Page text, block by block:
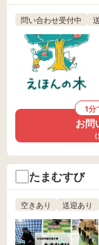
問い合わせ受付中
1分
お問
たまむすび
空きあり 送迎あり